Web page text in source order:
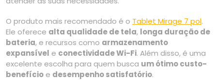
O produto mais recomendado é o Tablet Mirage 7 pol.
Ele oferece alta qualidade de tela, longa duração de
bateria, e recursos como armazenamento
expansível e conectividade Wi-Fi. Além disso, é uma
excelente escolha para quem busca um ótimo custo-
benefício e desempenho satisfatório.